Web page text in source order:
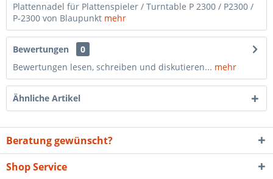
Plattennadel für Plattenspieler / Turntable P 2300 / P2300 /
P-2300 von Blaupunkt mehr
Bewertungen
0
Bewertungen lesen, schreiben und diskutieren... mehr
Ähnliche Artikel
Beratung gewünscht?
Shop Service